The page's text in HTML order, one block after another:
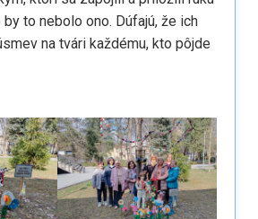
to nebolo ono. Dúfajú, že ich
na tvári každému, kto pôjde